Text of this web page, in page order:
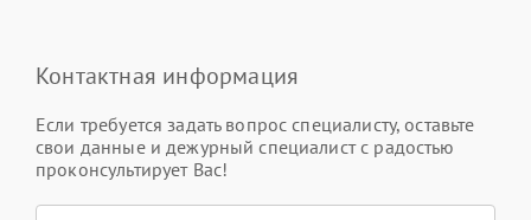
Контактная информация
Если требуется задать вопрос специалисту, оставьте
свои данные и дежурный специалист с радостью
проконсультирует Вас!